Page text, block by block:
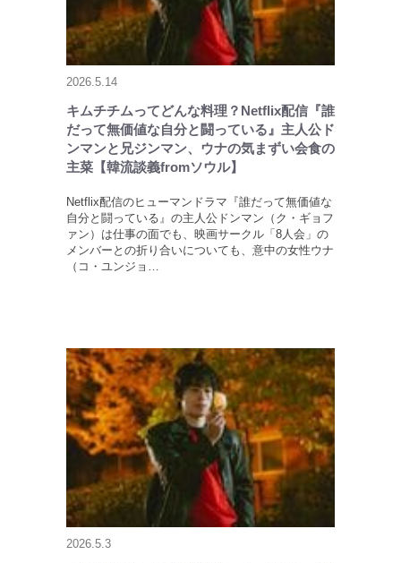
2026.5.14
キムチチムってどんな料理？Netflix配信『誰
だって無価値な自分と闘っている』主人公ド
ンマンと兄ジンマン、ウナの気まずい会食の
主菜【韓流談義fromソウル】
Netflix配信のヒューマンドラマ『誰だって無価値な
自分と闘っている』の主人公ドンマン（ク・ギョフ
ァン）は仕事の面でも、映画サークル「8人会」の
メンバーとの折り合いについても、意中の女性ウナ
（コ・ユンジョ…
2026.5.3